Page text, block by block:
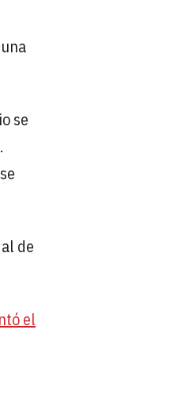
se
.
de
el